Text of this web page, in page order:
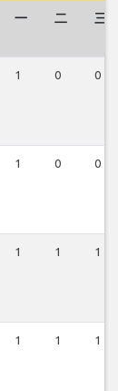
一 二 三
1 0 0
1 0 0
1 1 1
1 1 1